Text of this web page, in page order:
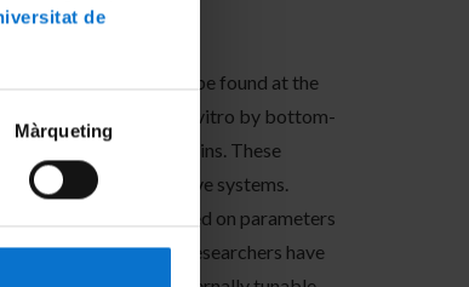
de
Màrqueting
of active systems can be found at the
can be obtained in vitro by bottom-
and motor proteins. These
governing active systems.
models, often based on parameters
(SOC&SAM)group, researchers have